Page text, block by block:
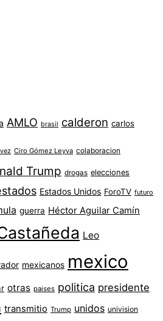
AMLO brasil calderon carlos
Ciro Gómez Leyva colaboracion
Trump drogas elecciones
Estados Unidos ForoTV futuro
guerra Héctor Aguilar Camín
Leo
mexicanos mexico
otras paises politica presidente
transmitio Trump unidos univision